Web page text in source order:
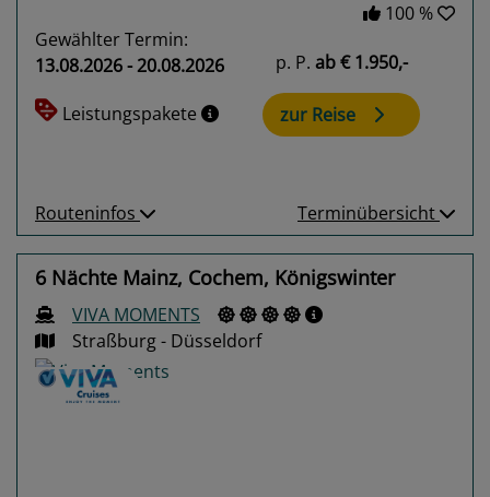
100 %
Gewählter Termin:
13.08.2026 - 20.08.2026
Leistungspakete
p. P. ab€ 1.950,-
zur Reise
Routeninfos Terminübersicht
6 Nächte Mainz, Cochem, Königswinter
VIVA MOMENTS
Straßburg - Düsseldorf